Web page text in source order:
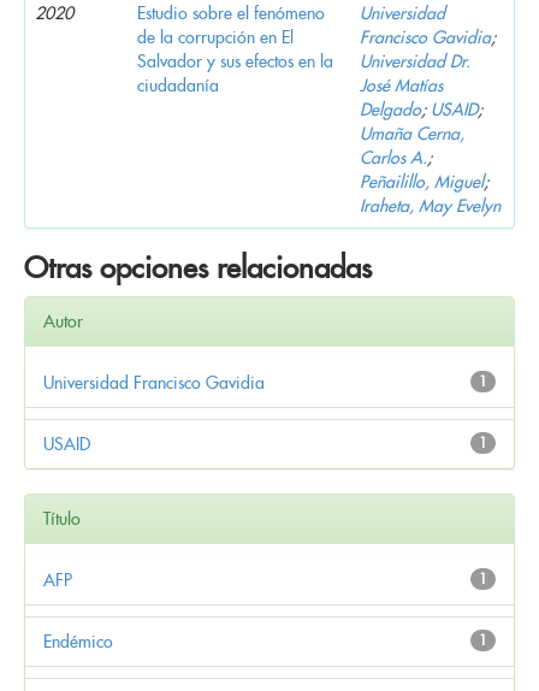
2020
Estudio sobre el fenómeno
de la corrupción en El
Salvador y sus efectos en la
ciudadanía
Universidad
Francisco Gavidia;
Universidad Dr.
José Matías
Delgado; USAID;
Umaña Cerna,
Carlos A.;
Peñailillo, Miguel;
Iraheta, May Evelyn
Otras opciones relacionadas
Autor
1
Universidad Francisco Gavidia
1
USAID
Título
1
AFP
1
Endémico